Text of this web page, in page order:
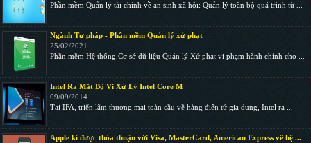
Phần mềm Quản lý tài chính về an sinh xã hội: Quản lý toàn bộ quá trình từ ...
Ngành Tư pháp - Phần mềm Quản lý xử phạt
25/02/2021
Phần mềm Hệ thống Cơ sở dữ liệu Quản lý Xử phạt vi phạm hành chính cho ...
Intel Ra Mắt Bộ Vi Xử Lý Intel Core M
09/09/2014
Tại IFA, triển lãm thương mại toàn cầu về hàng điện tử gia dụng, Intel ra ...
Apple kí được thỏa thuận với Visa, MasterCard, American Express về hệ ...